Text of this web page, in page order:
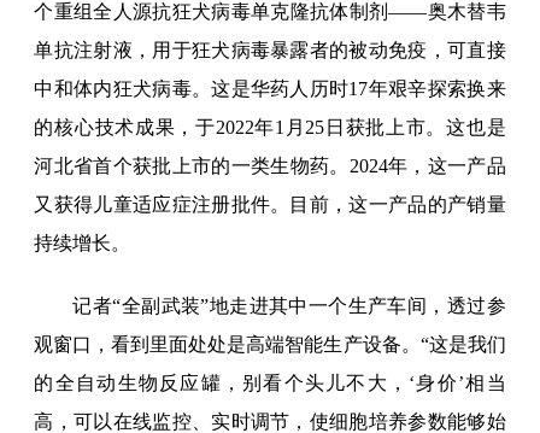
个重组全人源抗狂犬病毒单克隆抗体制剂——奥木替韦
单抗注射液，用于狂犬病毒暴露者的被动免疫，可直接
中和体内狂犬病毒。这是华药人历时17年艰辛探索换来
的核心技术成果，于2022年1月25日获批上市。这也是
河北省首个获批上市的一类生物药。2024年，这一产品
又获得儿童适应症注册批件。目前，这一产品的产销量
持续增长。
记者“全副武装”地走进其中一个生产车间，透过参
观窗口，看到里面处处是高端智能生产设备。“这是我们
的全自动生物反应罐，别看个头儿不大，‘身价’相当
高，可以在线监控、实时调节，使细胞培养参数能够始